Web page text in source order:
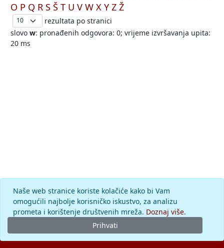
O P Q R S Š T U V W X Y Z Ž
rezultata po stranici
slovo w: pronađenih odgovora: 0; vrijeme izvršavanja upita:
20 ms
Naše web stranice koriste kolačiće kako bi Vam
omogućili najbolje korisničko iskustvo, za analizu
prometa i korištenje društvenih mreža. Doznaj više.
Prihvati
© 2026.Leksikografski zavodMiroslav Krleža